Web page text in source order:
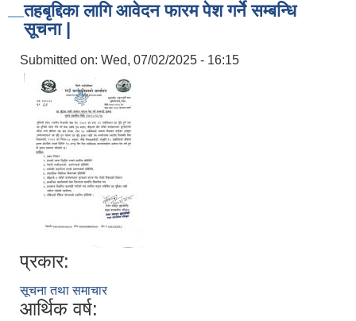
तहबृद्दिका लागि आवेदन फारम पेश गर्ने सम्बन्धि
सूचना |
Submitted on: Wed, 07/02/2025 - 16:15
प्रकार:
सूचना तथा समाचार
आर्थिक वर्ष: